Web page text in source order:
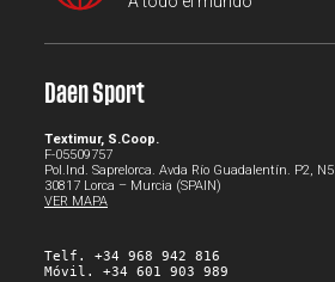
Daen Sport
Textimur, S.Coop.
F-05509757
Pol.Ind. Saprelorca. Avda Río Guadalentín. P2, N5
30817 Lorca – Murcia (SPAIN)
VER MAPA
Telf. +34 968 942 816
Móvil. +34 601 903 989